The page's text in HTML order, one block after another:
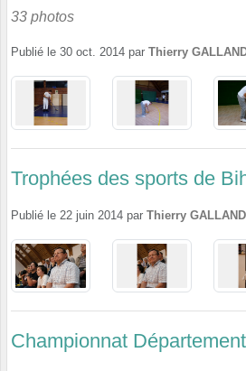
33 photos
Publié le 30 oct. 2014 par Thierry
Trophées des sports de
Publié le 22 juin 2014 par Thierry GALLAND
Championnat